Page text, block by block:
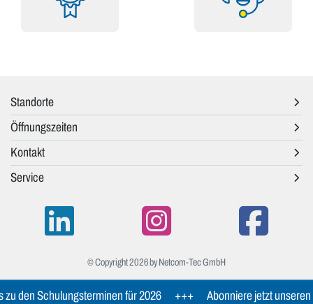
Standorte
Öffnungszeiten
Kontakt
Service
© Copyright 2026 by Netcom-Tec GmbH
den Schulungsterminen für 2026 +++ Abonniere jetzt